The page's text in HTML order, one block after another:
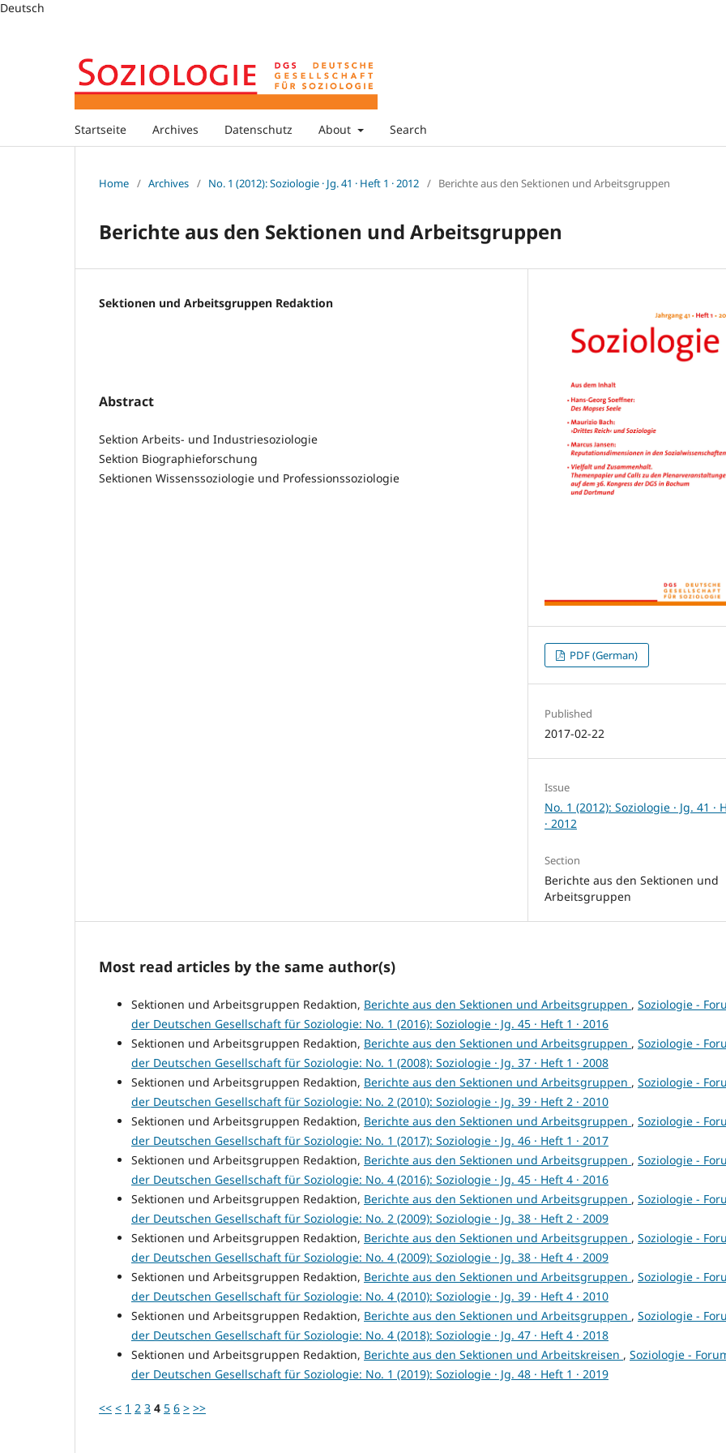
Deutsch
Startseite Archives Datenschutz About Search
Home / Archives / No. 1 (2012): Soziologie · Jg. 41 · Heft 1 · 2012 / Berichte aus den Sektionen und Arbeitsgruppen
Berichte aus den Sektionen und Arbeitsgruppen
Sektionen und Arbeitsgruppen Redaktion
Abstract
Sektion Arbeits- und Industriesoziologie
Sektion Biographieforschung
Sektionen Wissenssoziologie und Professionssoziologie
PDF (German)
Published
2017-02-22
Issue
No. 1 (2012): Soziologie · Jg. 41 ·
· 2012
Section
Berichte aus den Sektionen und
Arbeitsgruppen
Most read articles by the same author(s)
Sektionen und Arbeitsgruppen Redaktion, Berichte aus den Sektionen und Arbeitsgruppen , Soziologie -
der Deutschen Gesellschaft für Soziologie: No. 1 (2016): Soziologie · Jg. 45 · Heft 1 · 2016
Sektionen und Arbeitsgruppen Redaktion, Berichte aus den Sektionen und Arbeitsgruppen , Soziologie -
der Deutschen Gesellschaft für Soziologie: No. 1 (2008): Soziologie · Jg. 37 · Heft 1 · 2008
Sektionen und Arbeitsgruppen Redaktion, Berichte aus den Sektionen und Arbeitsgruppen , Soziologie -
der Deutschen Gesellschaft für Soziologie: No. 2 (2010): Soziologie · Jg. 39 · Heft 2 · 2010
Sektionen und Arbeitsgruppen Redaktion, Berichte aus den Sektionen und Arbeitsgruppen , Soziologie -
der Deutschen Gesellschaft für Soziologie: No. 1 (2017): Soziologie · Jg. 46 · Heft 1 · 2017
Sektionen und Arbeitsgruppen Redaktion, Berichte aus den Sektionen und Arbeitsgruppen , Soziologie -
der Deutschen Gesellschaft für Soziologie: No. 4 (2016): Soziologie · Jg. 45 · Heft 4 · 2016
Sektionen und Arbeitsgruppen Redaktion, Berichte aus den Sektionen und Arbeitsgruppen , Soziologie -
der Deutschen Gesellschaft für Soziologie: No. 2 (2009): Soziologie · Jg. 38 · Heft 2 · 2009
Sektionen und Arbeitsgruppen Redaktion, Berichte aus den Sektionen und Arbeitsgruppen , Soziologie -
der Deutschen Gesellschaft für Soziologie: No. 4 (2009): Soziologie · Jg. 38 · Heft 4 · 2009
Sektionen und Arbeitsgruppen Redaktion, Berichte aus den Sektionen und Arbeitsgruppen , Soziologie -
der Deutschen Gesellschaft für Soziologie: No. 4 (2010): Soziologie · Jg. 39 · Heft 4 · 2010
Sektionen und Arbeitsgruppen Redaktion, Berichte aus den Sektionen und Arbeitsgruppen , Soziologie -
der Deutschen Gesellschaft für Soziologie: No. 4 (2018): Soziologie · Jg. 47 · Heft 4 · 2018
Sektionen und Arbeitsgruppen Redaktion, Berichte aus den Sektionen und Arbeitskreisen , Soziologie -
der Deutschen Gesellschaft für Soziologie: No. 1 (2019): Soziologie · Jg. 48 · Heft 1 · 2019
<< < 1 2 3 4 5 6 > >>